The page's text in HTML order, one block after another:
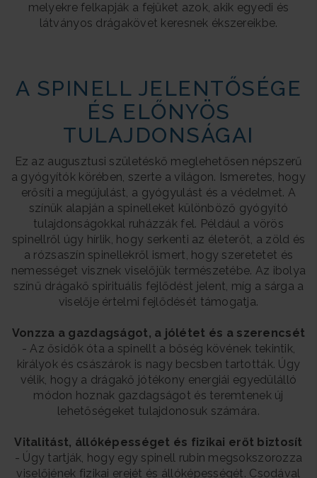
melyekre felkapják a fejüket azok, akik egyedi és
látványos drágakövet keresnek ékszereikbe.
A SPINELL JELENTŐSÉGE
ÉS ELŐNYÖS
TULAJDONSÁGAI
Ez az augusztusi születéskő meglehetősen népszerű
a gyógyítók körében, szerte a világon. Ismeretes, hogy
erősíti a megújulást, a gyógyulást és a védelmet. A
színük alapján a spinelleket különböző gyógyító
tulajdonságokkal ruházzák fel. Például a vörös
spinellről úgy hírlik, hogy serkenti az életerőt, a zöld és
a rózsaszín spinellekről ismert, hogy szeretetet és
nemességet visznek viselőjük természetébe. Az ibolya
színű drágakő spirituális fejlődést jelent, míg a sárga a
viselője értelmi fejlődését támogatja.
Vonzza a gazdagságot, a jólétet és a szerencsét
- Az ősidők óta a spinellt a bőség kövének tekintik,
királyok és császárok is nagy becsben tartották. Úgy
vélik, hogy a drágakő jótékony energiái egyedülálló
módon hoznak gazdagságot és teremtenek új
lehetőségeket tulajdonosuk számára.
Vitalitást, állóképességet és fizikai erőt biztosít
- Úgy tartják, hogy egy spinell rubin megsokszorozza
viselőjének fizikai erejét és állóképességét. Csodával